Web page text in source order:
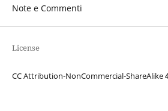
Note e Commenti
License
CC Attribution-NonCommercial-ShareAlike